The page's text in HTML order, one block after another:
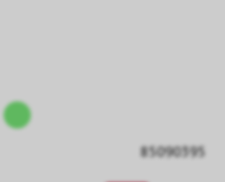
85090395